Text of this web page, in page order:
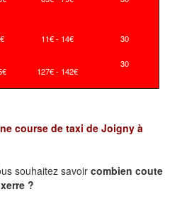
11€ - 14€ 30
127€ - 142€
30
course de taxi de Joigny à
souhaitez savoir combien coute
?